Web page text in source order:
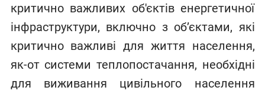
критично важливих об'єктів енергетичної
інфраструктури, включно з об’єктами, які
критично важливі для життя населення,
як-от системи теплопостачання, необхідні
для виживання цивільного населення